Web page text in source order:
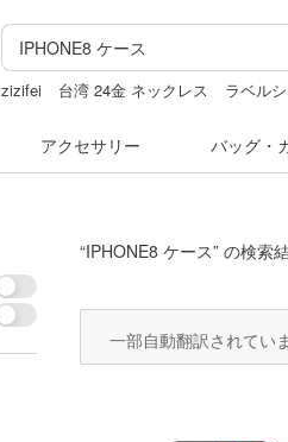
zizifei 台湾 24金 ネックレス ラベル
アクセサリー バッグ・
“IPHONE8 ケース” の検索
一部自動翻訳されてい